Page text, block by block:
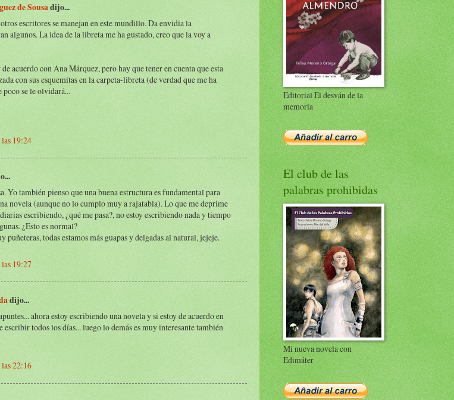
de Sousadijo...
escritores se manejan en este mundillo. Da envidia la
algunos. La idea de la libreta me ha gustado, creo que la voy a
acuerdo con Ana Márquez, pero hay que tener en cuenta que esta
con sus esquemitas en la carpeta-libreta (de verdad que me ha
poco se le olvidará...
las 19:24
Yo también pienso que una buena estructura es fundamental para
novela (aunque no lo cumplo muy a rajatabla). Lo que me deprime
escribiendo, ¿qué me pasa?, no estoy escribiendo nada y tiempo
¿Esto es normal?
puñeteras, todas estamos más guapas y delgadas al natural, jejeje.
19:27
dijo...
ahora estoy escribiendo una novela y si estoy de acuerdo en
escribir todos los días... luego lo demás es muy interesante también
las 22:16
Editorial El desván de la
memoria
El club de las
palabras prohibidas
Mi nueva novela con
Edimáter